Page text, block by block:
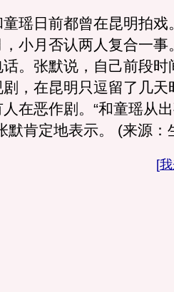
日前都曾在昆明拍戏
小月否认两人复合一事
。张默说，自己前段时
，在昆明只逗留了几天
在恶作剧。“和童瑶从
默肯定地表示。 (来源
[